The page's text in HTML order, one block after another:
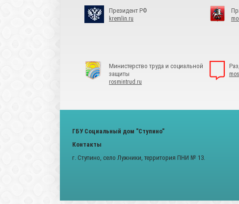
Президент РФ
kremlin.ru
Министерство труда и социальной
защиты
rosmintrud.ru
ГБУ Социальный дом "Ступино"
Контакты
г. Ступино, село Лужники, территория ПНИ № 13.